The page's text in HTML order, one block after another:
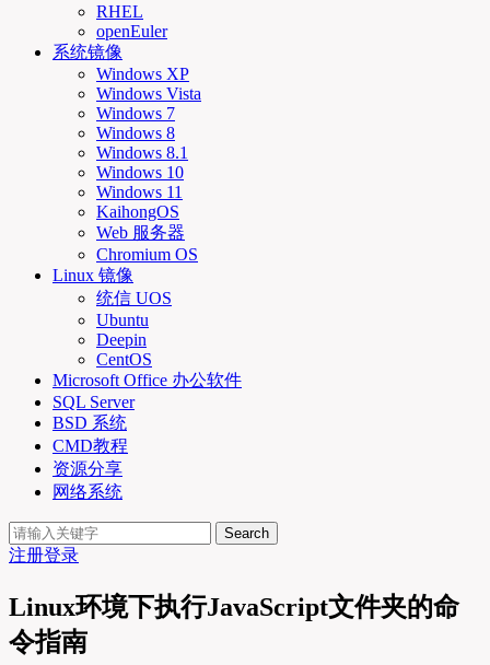
RHEL
openEuler
系统镜像
Windows XP
Windows Vista
Windows 7
Windows 8
Windows 8.1
Windows 10
Windows 11
KaihongOS
Web 服务器
Chromium OS
Linux 镜像
统信 UOS
Ubuntu
Deepin
CentOS
Microsoft Office 办公软件
SQL Server
BSD 系统
CMD教程
资源分享
网络系统
Search
注册登录
Linux环境下执行JavaScript文件夹的命
令指南